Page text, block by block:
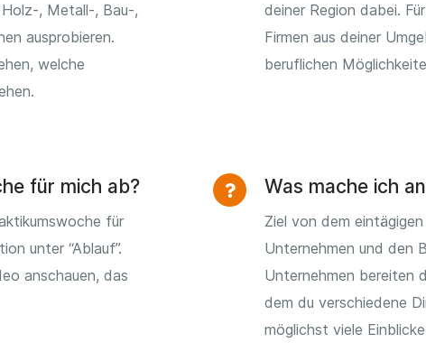
, Metall-, Bau-,
ausprobieren.
welche
deiner Region dabei.
Firmen aus deiner
beruflichen
für mich ab?
für
unter “Ablauf”.
anschauen, das
Was mache ich
Ziel von dem
Unternehmen und den
Unternehmen bereiten
dem du verschiedene
möglichst viele